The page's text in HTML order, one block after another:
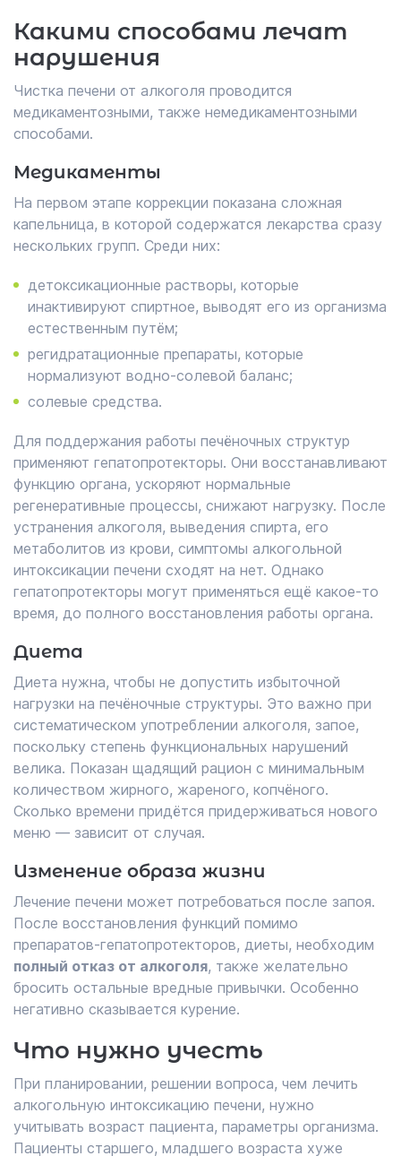
Какими способами лечат
нарушения
Чистка печени от алкоголя проводится
медикаментозными, также немедикаментозными
способами.
Медикаменты
На первом этапе коррекции показана сложная
капельница, в которой содержатся лекарства сразу
нескольких групп. Среди них:
детоксикационные растворы, которые
инактивируют спиртное, выводят его из организма
естественным путём;
регидратационные препараты, которые
нормализуют водно-солевой баланс;
солевые средства.
Для поддержания работы печёночных структур
применяют гепатопротекторы. Они восстанавливают
функцию органа, ускоряют нормальные
регенеративные процессы, снижают нагрузку. После
устранения алкоголя, выведения спирта, его
метаболитов из крови, симптомы алкогольной
интоксикации печени сходят на нет. Однако
гепатопротекторы могут применяться ещё какое-то
время, до полного восстановления работы органа.
Диета
Диета нужна, чтобы не допустить избыточной
нагрузки на печёночные структуры. Это важно при
систематическом употреблении алкоголя, запое,
поскольку степень функциональных нарушений
велика. Показан щадящий рацион с минимальным
количеством жирного, жареного, копчёного.
Сколько времени придётся придерживаться нового
меню — зависит от случая.
Изменение образа жизни
Лечение печени может потребоваться после запоя.
После восстановления функций помимо
препаратов-гепатопротекторов, диеты, необходим
полный отказ от алкоголя, также желательно
бросить остальные вредные привычки. Особенно
негативно сказывается курение.
Что нужно учесть
При планировании, решении вопроса, чем лечить
алкогольную интоксикацию печени, нужно
учитывать возраст пациента, параметры организма.
Пациенты старшего, младшего возраста хуже